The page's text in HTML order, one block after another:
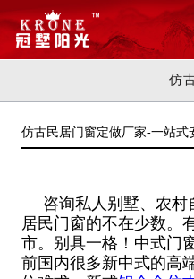
仿
仿古民居门窗定做厂家-一站式
咨询私人别墅、农
居民门窗的不在少数。
市。别具一格！中式门
前国内很多新中式的高